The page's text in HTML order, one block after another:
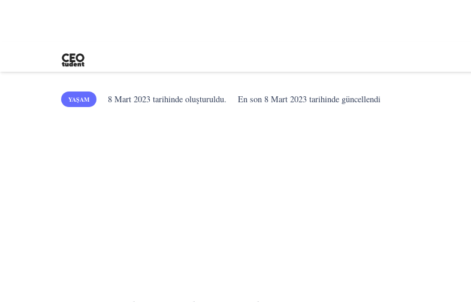
YAŞAM 8 Mart 2023 tarihinde oluşturuldu. En son8 Mart 2023 tarihinde güncellendi